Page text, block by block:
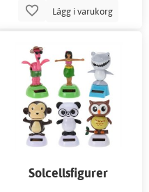
Lägg i varukorg
Solcellsfigurer